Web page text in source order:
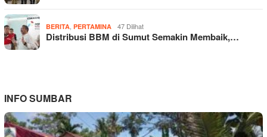
BERITA, PERTAMINA 47 Dilihat
Distribusi BBM di Sumut Semakin Membaik,…
INFO SUMBAR